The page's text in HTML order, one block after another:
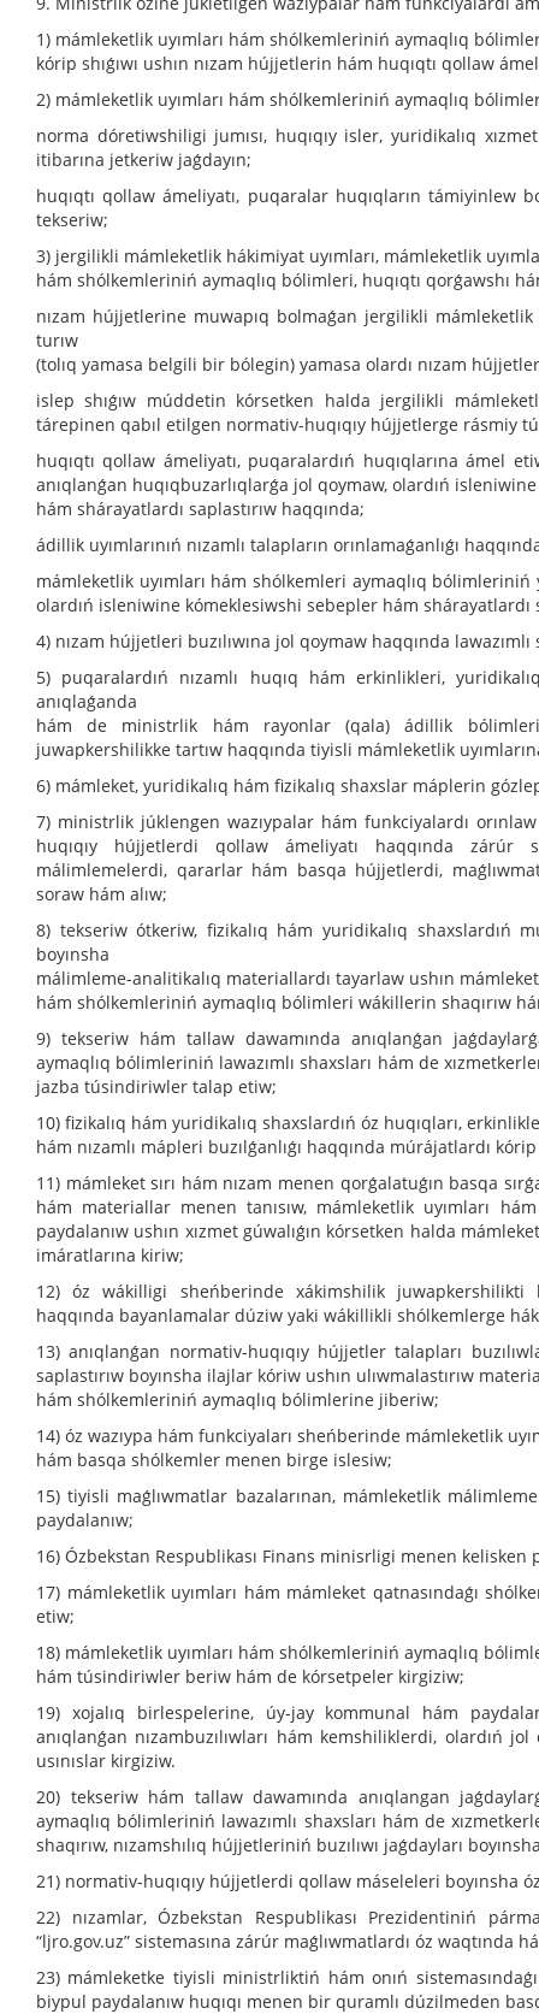
1) mámleketlik uyımları hám shólkemleriniń aymaqlıq
kórip shıǵıwı ushın nızam hújjetlerin hám huqıqtı qollaw
2) mámleketlik uyımları hám shólkemleriniń aymaqlıq
norma dóretiwshiligi jumısı, huqıqıy isler, yuridikalıq
itibarına jetkeriw jaǵdayın;
huqıqtı qollaw ámeliyatı, puqaralar huqıqların támiyinlew
tekseriw;
3) jergilikli mámleketlik hákimiyat uyımları, mámleketlik
hám shólkemleriniń aymaqlıq bólimleri, huqıqtı qorǵawshı
nızam hújjetlerine muwapıq bolmaǵan jergilikli mámleketlik
turıw
(tolıq yamasa belgili bir bólegin) yamasa olardı nızam
islep shıǵıw múddetin kórsetken halda jergilikli
tárepinen qabıl etilgen normativ-huqıqıy hújjetlerge rásmiy
huqıqtı qollaw ámeliyatı, puqaralardıń huqıqlarına ámel
anıqlanǵan huqıqbuzarlıqlarǵa jol qoymaw, olardıń
hám shárayatlardı saplastırıw haqqında;
ádillik uyımlarınıń nızamlı talapların orınlamaǵanlıǵı
mámleketlik uyımları hám shólkemleri aymaqlıq bólimleriniń
olardıń isleniwine kómeklesiwshi sebepler hám shárayatlardı
4) nızam hújjetleri buzılıwına jol qoymaw haqqında
5) puqaralardıń nızamlı huqıq hám erkinlikleri,
anıqlaǵanda
hám de ministrlik hám rayonlar (qala) ádillik
juwapkershilikke tartıw haqqında tiyisli mámleketlik
6) mámleket, yuridikalıq hám fizikalıq shaxslar máplerin
7) ministrlik júklengen wazıypalar hám funkciyalardı
huqıqıy hújjetlerdi qollaw ámeliyatı haqqında zárúr
málimlemelerdi, qararlar hám basqa hújjetlerdi,
soraw hám alıw;
8) tekseriw ótkeriw, fizikalıq hám yuridikalıq shaxslardıń
boyınsha
málimleme-analitikalıq materiallardı tayarlaw ushın
hám shólkemleriniń aymaqlıq bólimleri wákillerin shaqırıw
9) tekseriw hám tallaw dawamında anıqlanǵan
aymaqlıq bólimleriniń lawazımlı shaxsları hám de
jazba túsindiriwler talap etiw;
10) fizikalıq hám yuridikalıq shaxslardıń óz huqıqları,
hám nızamlı mápleri buzılǵanlıǵı haqqında múrájatlardı kórip
11) mámleket sırı hám nızam menen qorǵalatuǵın basqa
hám materiallar menen tanısıw, mámleketlik uyımları
paydalanıw ushın xızmet gúwalıǵın kórsetken halda
imáratlarına kiriw;
12) óz wákilligi sheńberinde xákimshilik juwapkershilikti
haqqında bayanlamalar dúziw yaki wákillikli shólkemlerge
13) anıqlanǵan normativ-huqıqıy hújjetler talapları
saplastırıw boyınsha ilajlar kóriw ushın ulıwmalastırıw
hám shólkemleriniń aymaqlıq bólimlerine jiberiw;
14) óz wazıypa hám funkciyaları sheńberinde mámleketlik
hám basqa shólkemler menen birge islesiw;
15) tiyisli maǵlıwmatlar bazalarınan, mámleketlik
paydalanıw;
16) Ózbekstan Respublikası Finans minisrligi menen
17) mámleketlik uyımları hám mámleket qatnasındaǵı
etiw;
18) mámleketlik uyımları hám shólkemleriniń aymaqlıq
hám túsindiriwler beriw hám de kórsetpeler kirgiziw;
19) xojalıq birlespelerine, úy-jay kommunal hám
anıqlanǵan nızambuzılıwları hám kemshiliklerdi, olardıń
usınıslar kirgiziw.
20) tekseriw hám tallaw dawamında anıqlangan
aymaqlıq bólimleriniń lawazımlı shaxsları hám de
shaqırıw, nızamshılıq hújjetleriniń buzılıwı jaǵdayları
21) normativ-huqıqıy hújjetlerdi qollaw máseleleri boyınsha
22) nızamlar, Ózbekstan Respublikası Prezidentiniń
“ljro.gov.uz” sistemasına zárúr maǵlıwmatlardı óz waqtında
23) mámleketke tiyisli ministrliktiń hám onıń
biypul paydalanıw huqıqı menen bir quramlı dúzilmeden